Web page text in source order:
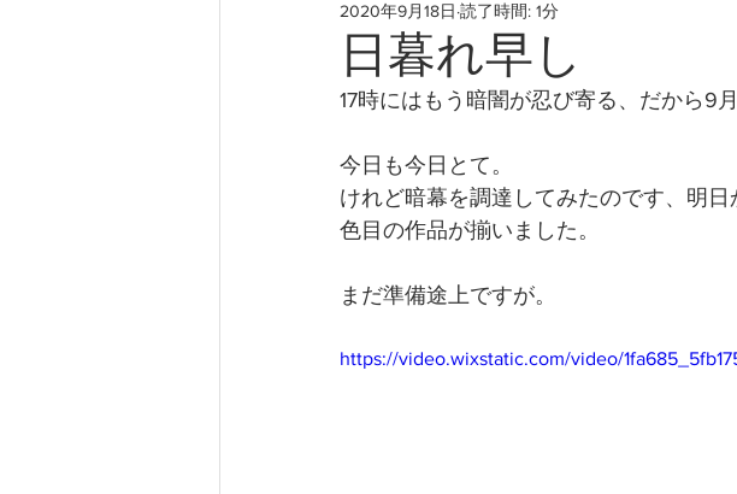
神戸のこと たからものforおくりもの
たからものforおくりもの2022
日暮れ早し
2020年9月18日 読了時間: 1分
17時にはもう暗闇が忍び寄る、だから9
今日も今日とて。
けれど暗幕を調達してみたのです、明
色目の作品が揃いました。
まだ準備途上ですが。
https://video.wixstatic.com/video/